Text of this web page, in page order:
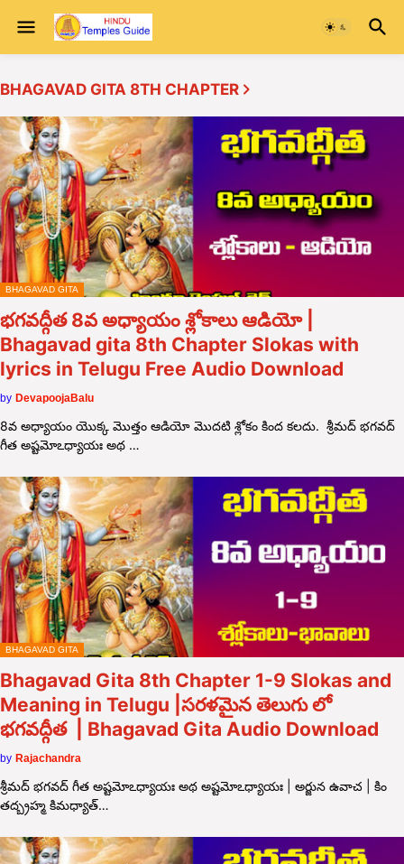
BHAGAVAD GITA 8TH CHAPTER
BHAGAVAD GITA
భగవద్గీత 8వ అధ్యాయం శ్లోకాలు ఆడియో |
Bhagavad gita 8th Chapter Slokas with
lyrics in Telugu Free Audio Download
by DevapoojaBalu
8వ అధ్యాయం యొక్క మొత్తం ఆడియో మొదటి శ్లోకం కింద కలదు. శ్రీమద్ భగవద్
గీత అష్టమోఽధ్యాయః అథ …
BHAGAVAD GITA
Bhagavad Gita 8th Chapter 1-9 Slokas and
Meaning in Telugu |సరళమైన తెలుగు లో
భగవద్గీత | Bhagavad Gita Audio Download
by Rajachandra
శ్రీమద్ భగవద్ గీత అష్టమోఽధ్యాయః అథ అష్టమోఽధ్యాయః | అర్జున ఉవాచ | కిం
తద్బ్రహ్మ కిమధ్యాత్…